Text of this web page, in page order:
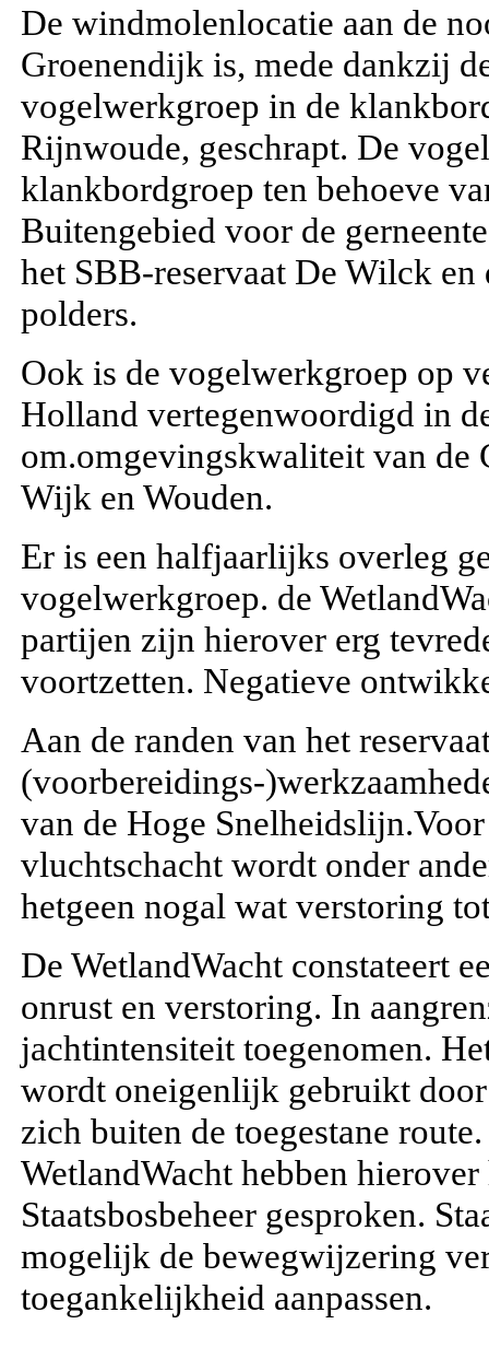
De windmolenlocatie aan de
Groenendijk is, mede dankzij
vogelwerkgroep in de
Rijnwoude, geschrapt. De
klankbordgroep ten behoeve
Buitengebied voor de
het SBB-reservaat De Wilck en
polders.
Ook is de vogelwerkgroep op
Holland vertegenwoordigd in
om.omgevingskwaliteit van de
Wijk en Wouden.
Er is een halfjaarlijks overleg
vogelwerkgroep. de
partijen zijn hierover erg
voortzetten. Negatieve
Aan de randen van het
(voorbereidings-
van de Hoge
vluchtschacht wordt onder
hetgeen nogal wat verstoring
De WetlandWacht constateert
onrust en verstoring. In
jachtintensiteit toegenomen.
wordt oneigenlijk gebruikt door
zich buiten de toegestane
WetlandWacht hebben
Staatsbosbeheer gesproken.
mogelijk de bewegwijzering
toegankelijkheid aanpassen.